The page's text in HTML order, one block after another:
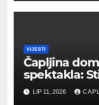
VIJESTI
Čapljina
spektakla:
biciklisti
LIP 11, 2026